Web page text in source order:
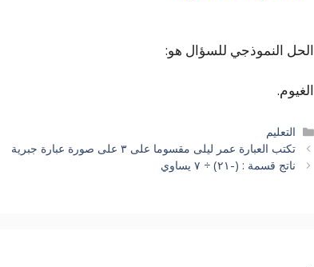
الحل النموذجي للسؤال هو:
الغيوم.
التصنيفات
التعليم
تكتب العبارة عمر ليلى مقسوما على ٣ على صورة عبارة جبرية
ناتج قسمة : (-٢١) ÷ ٧ يساوي